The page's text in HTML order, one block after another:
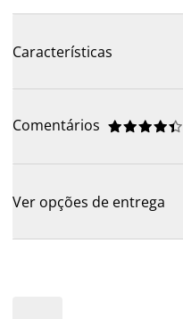
Características
Comentários 





Ver opções de entrega